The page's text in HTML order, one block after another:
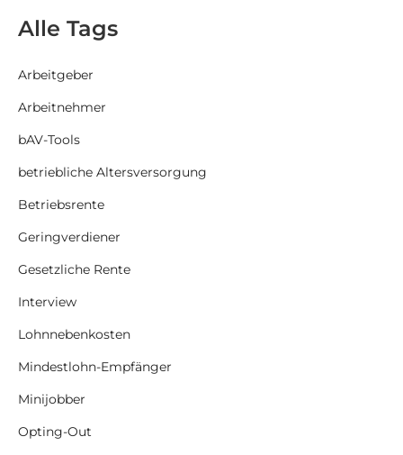
Alle Tags
Arbeitgeber
Arbeitnehmer
bAV-Tools
betriebliche Altersversorgung
Betriebsrente
Geringverdiener
Gesetzliche Rente
Interview
Lohnnebenkosten
Mindestlohn-Empfänger
Minijobber
Opting-Out